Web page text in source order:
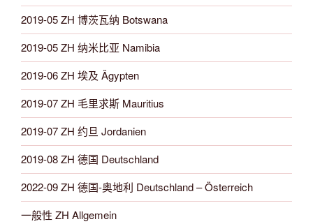
2019-05 ZH 博茨瓦纳 Botswana
2019-05 ZH 纳米比亚 Namibia
2019-06 ZH 埃及 Ägypten
2019-07 ZH 毛里求斯 Mauritius
2019-07 ZH 约旦 Jordanien
2019-08 ZH 德国 Deutschland
2022-09 ZH 德国-奥地利 Deutschland – Österreich
一般性 ZH Allgemein